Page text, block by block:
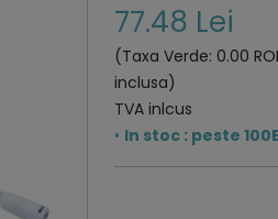
77.48 Lei
(Taxa Verde: 0.00
inclusa)
TVA inlcus
• In stoc : peste